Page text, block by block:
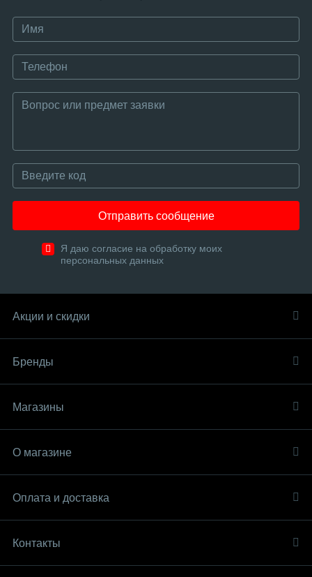
Отправить сообщение
Я даю согласие на обработку моих
персональных данных
Акции и скидки
Бренды
Магазины
О магазине
Оплата и доставка
Контакты